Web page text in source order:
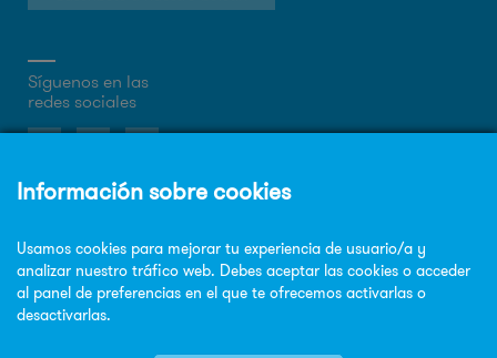
Síguenos en las
redes sociales
Sobre la web
Política de privacidad
Política de cookies